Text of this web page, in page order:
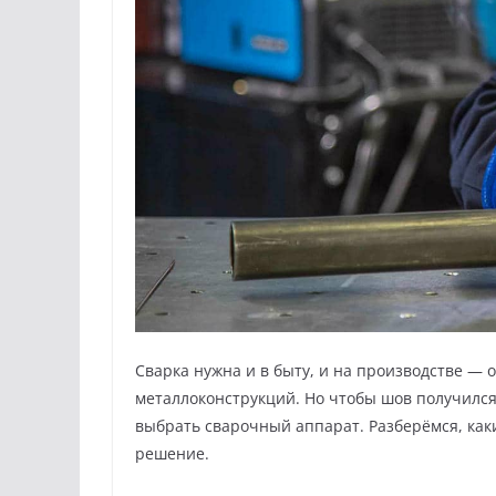
Сварка нужна и в быту, и на производстве —
металлоконструкций. Но чтобы шов
выбрать сварочный аппарат. Разберёмся,
решение.